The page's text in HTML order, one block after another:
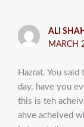
ALI
MARCH
Hazrat. You
day. have you
this is teh
ahve acheived